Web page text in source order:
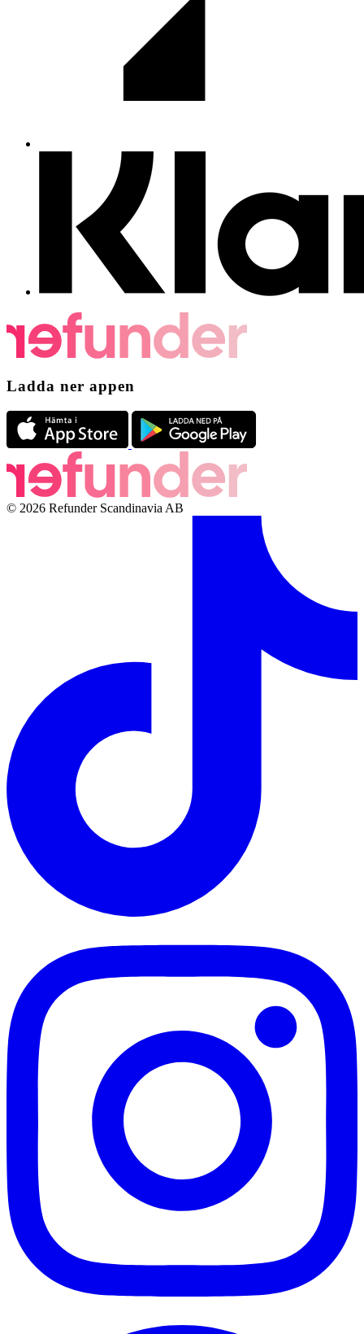
Ladda ner appen
© 2026 Refunder Scandinavia AB